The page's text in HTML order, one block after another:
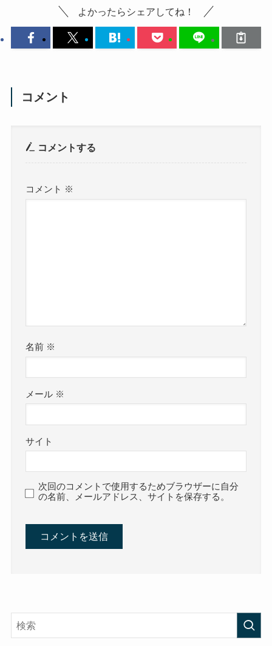
よかったらシェアしてね！
コメント
コメントする
コメント ※
名前 ※
メール ※
サイト
次回のコメントで使用するためブラウザーに自分
の名前、メールアドレス、サイトを保存する。